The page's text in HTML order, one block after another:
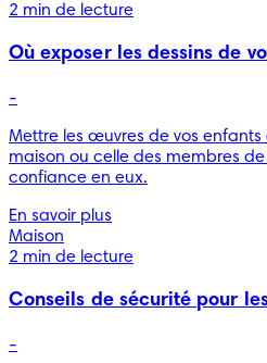
2 min de lecture
Où exposer les dessins de
-
Mettre les œuvres de vos
maison ou celle des membres
confiance en eux.
En savoir plus
Maison
2 min de lecture
Conseils de sécurité pour
-